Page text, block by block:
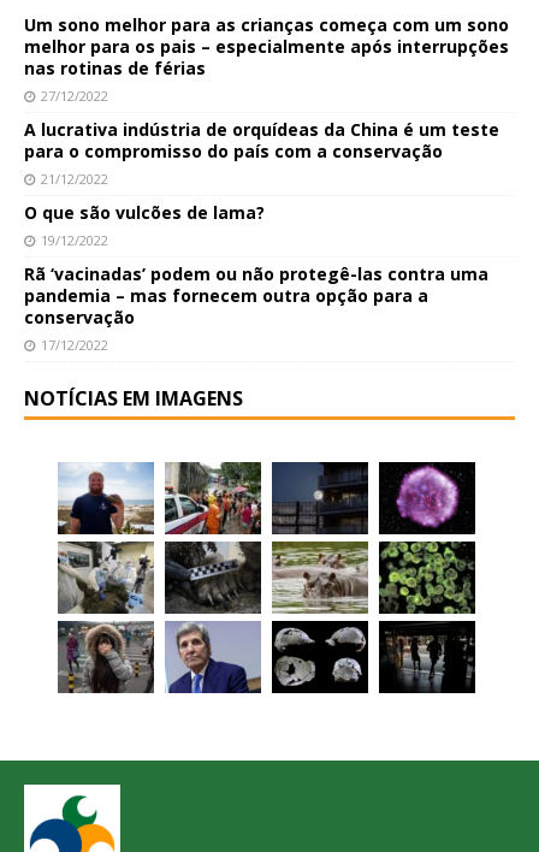
Um sono melhor para as crianças começa com um sono
melhor para os pais – especialmente após interrupções
nas rotinas de férias
27/12/2022
A lucrativa indústria de orquídeas da China é um teste
para o compromisso do país com a conservação
21/12/2022
O que são vulcões de lama?
19/12/2022
Rã ‘vacinadas’ podem ou não protegê-las contra uma
pandemia – mas fornecem outra opção para a
conservação
17/12/2022
NOTÍCIAS EM IMAGENS